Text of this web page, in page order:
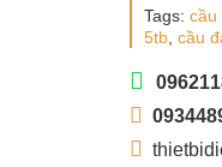
Tags: cầu
5tb, cầu